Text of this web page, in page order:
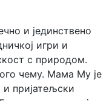
и јединствено
игри и
с природом.
чему. Мама Му је
и пријатељски